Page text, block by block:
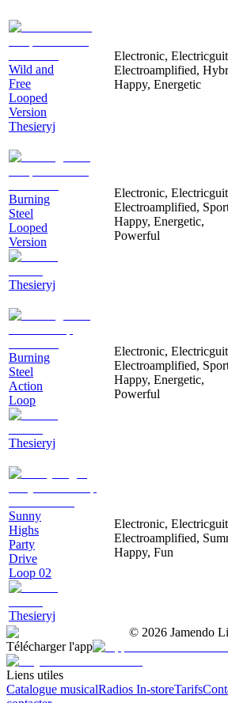
Wild and
Free
Looped
Version
Thesieryj
Electronic,
Electroamplified,
Happy, Energetic
Burning
Steel
Looped
Version
Thesieryj
Electronic,
Electroamplified,
Happy, Energetic,
Powerful
Burning
Steel
Action
Loop
Thesieryj
Electronic,
Electroamplified,
Happy, Energetic,
Powerful
Sunny
Highs
Party
Drive
Loop 02
Thesieryj
Electronic,
Electroamplified,
Happy, Fun
© 2026 Jamendo
Télécharger l'app
Liens utiles
Catalogue musicalRadios In-storeTarifs